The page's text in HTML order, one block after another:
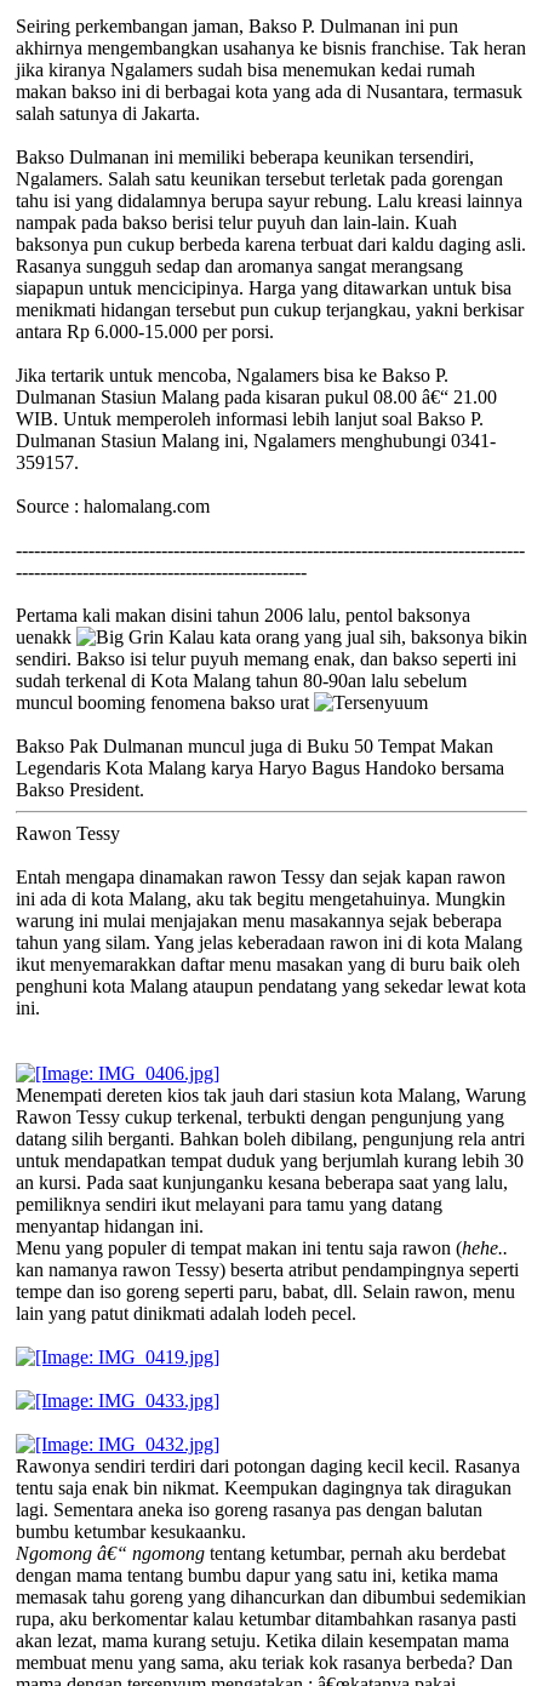
Seiring perkembangan jaman, Bakso P. Dulmanan ini pun
akhirnya mengembangkan usahanya ke bisnis franchise. Tak heran
jika kiranya Ngalamers sudah bisa menemukan kedai rumah
makan bakso ini di berbagai kota yang ada di Nusantara, termasuk
salah satunya di Jakarta.
Bakso Dulmanan ini memiliki beberapa keunikan tersendiri,
Ngalamers. Salah satu keunikan tersebut terletak pada gorengan
tahu isi yang didalamnya berupa sayur rebung. Lalu kreasi lainnya
nampak pada bakso berisi telur puyuh dan lain-lain. Kuah
baksonya pun cukup berbeda karena terbuat dari kaldu daging asli.
Rasanya sungguh sedap dan aromanya sangat merangsang
siapapun untuk mencicipinya. Harga yang ditawarkan untuk bisa
menikmati hidangan tersebut pun cukup terjangkau, yakni berkisar
antara Rp 6.000-15.000 per porsi.
Jika tertarik untuk mencoba, Ngalamers bisa ke Bakso P.
Dulmanan Stasiun Malang pada kisaran pukul 08.00 â€“ 21.00
WIB. Untuk memperoleh informasi lebih lanjut soal Bakso P.
Dulmanan Stasiun Malang ini, Ngalamers menghubungi 0341-
359157.
Source : halomalang.com
------------------------------------------------------------------------------------
------------------------------------------------
Pertama kali makan disini tahun 2006 lalu, pentol baksonya
uenakk
Kalau kata orang yang jual sih, baksonya bikin
sendiri. Bakso isi telur puyuh memang enak, dan bakso seperti ini
sudah terkenal di Kota Malang tahun 80-90an lalu sebelum
muncul booming fenomena bakso urat
Bakso Pak Dulmanan muncul juga di Buku 50 Tempat Makan
Legendaris Kota Malang karya Haryo Bagus Handoko bersama
Bakso President.
Rawon Tessy
Entah mengapa dinamakan rawon Tessy dan sejak kapan rawon
ini ada di kota Malang, aku tak begitu mengetahuinya. Mungkin
warung ini mulai menjajakan menu masakannya sejak beberapa
tahun yang silam. Yang jelas keberadaan rawon ini di kota Malang
ikut menyemarakkan daftar menu masakan yang di buru baik oleh
penghuni kota Malang ataupun pendatang yang sekedar lewat kota
ini.
Menempati dereten kios tak jauh dari stasiun kota Malang, Warung
Rawon Tessy cukup terkenal, terbukti dengan pengunjung yang
datang silih berganti. Bahkan boleh dibilang, pengunjung rela antri
untuk mendapatkan tempat duduk yang berjumlah kurang lebih 30
an kursi. Pada saat kunjunganku kesana beberapa saat yang lalu,
pemiliknya sendiri ikut melayani para tamu yang datang
menyantap hidangan ini.
Menu yang populer di tempat makan ini tentu saja rawon (hehe..
kan namanya rawon Tessy) beserta atribut pendampingnya seperti
tempe dan iso goreng seperti paru, babat, dll. Selain rawon, menu
lain yang patut dinikmati adalah lodeh pecel.
Rawonya sendiri terdiri dari potongan daging kecil kecil. Rasanya
tentu saja enak bin nikmat. Keempukan dagingnya tak diragukan
lagi. Sementara aneka iso goreng rasanya pas dengan balutan
bumbu ketumbar kesukaanku.
Ngomong â€“ ngomong tentang ketumbar, pernah aku berdebat
dengan mama tentang bumbu dapur yang satu ini, ketika mama
memasak tahu goreng yang dihancurkan dan dibumbui sedemikian
rupa, aku berkomentar kalau ketumbar ditambahkan rasanya pasti
akan lezat, mama kurang setuju. Ketika dilain kesempatan mama
membuat menu yang sama, aku teriak kok rasanya berbeda? Dan